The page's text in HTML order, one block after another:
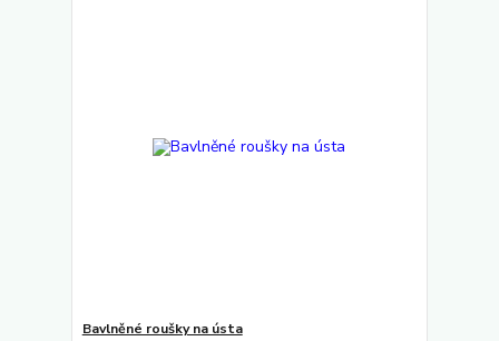
Bavlněné roušky na ústa